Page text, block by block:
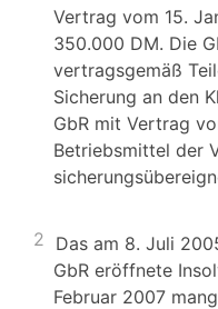
Vertrag vom 15.
350.000 DM. Die
vertragsgemäß
Sicherung an den
GbR mit Vertrag
Betriebsmittel der
2 Das am 8. Juli
GbR eröffnete
Februar 2007